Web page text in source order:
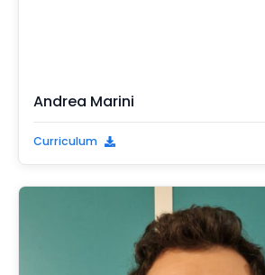
Andrea Marini
Curriculum